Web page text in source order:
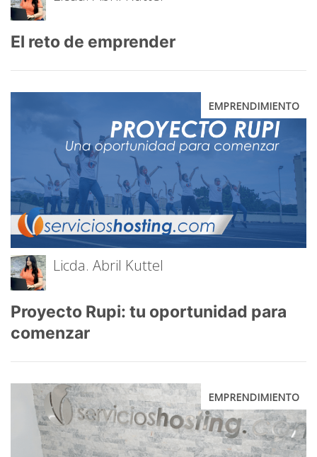
El reto de emprender
EMPRENDIMIENTO
Licda. Abril Kuttel
Proyecto Rupi: tu oportunidad para
comenzar
EMPRENDIMIENTO